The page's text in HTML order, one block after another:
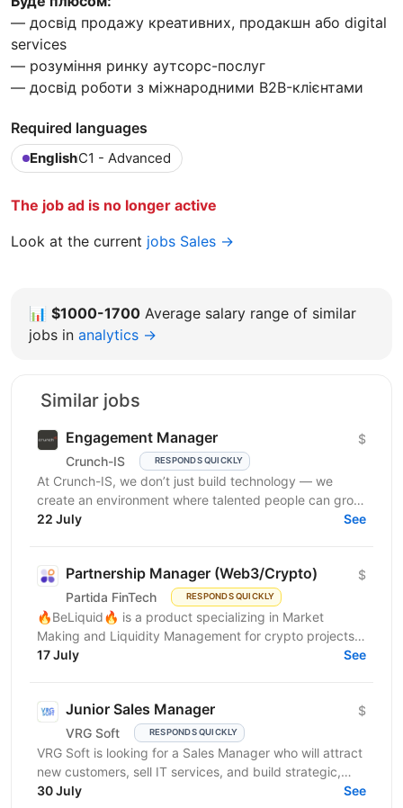
— досвід продажу креативних, продакшн або digital
services
— розуміння ринку аутсорс-послуг
— досвід роботи з міжнародними B2B-клієнтами
Required languages
EnglishC1 - Advanced
The job ad is no longer active
Look at the current jobs Sales →
📊 $1000-1700 Average salary range of similar
jobs in analytics →
Similar jobs
Engagement Manager
Crunch-IS RESPONDS QUICKLY
$
At Crunch-IS, we don’t just build technology — we
create an environment where talented people can grow,
develop innovative solutions, and truly feel their...
22 July See
Partnership Manager (Web3/Crypto)
Partida FinTech RESPONDS QUICKLY
$
🔥BeLiquid🔥 is a product specializing in Market
Making and Liquidity Management for crypto projects.
We help projects build sustainable liquidity, maintain...
17 July See
Junior Sales Manager
VRG Soft RESPONDS QUICKLY
$
VRG Soft is looking for a Sales Manager who will attract
new customers, sell IT services, and build strategic,
long-term...
30 July See